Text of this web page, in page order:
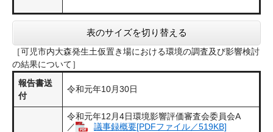
表のサイズを切り替える
［可児市内大森発生土仮置き場における環境の調査及び影響検討
の結果について］
報告書送
付
令和元年10月30日
令和元年12月4日環境影響評価審査会委員会A
／
議事録概要[PDFファイル／519KB]